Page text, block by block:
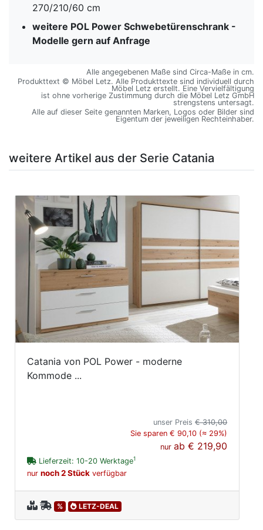
270/210/60 cm
weitere POL Power Schwebetürenschrank -
Modelle gern auf Anfrage
Alle angegebenen Maße sind Circa-Maße in cm.
Produkttext © Möbel Letz. Alle Produkttexte sind individuell durch
Möbel Letz erstellt. Eine Vervielfältigung
ist ohne vorherige Zustimmung durch die Möbel Letz GmbH
strengstens untersagt.
Alle auf dieser Seite genannten Marken, Logos oder Bilder sind
Eigentum der jeweiligen Rechteinhaber.
weitere Artikel aus der Serie Catania
Catania von POL Power - moderne
Kommode ...
unser Preis€ 310,00
Sie sparen € 90,10 (≈ 29%)
nurab€ 219,90
Lieferzeit: 10-20 Werktage1
nur noch 2 Stück verfügbar
% LETZ-DEAL